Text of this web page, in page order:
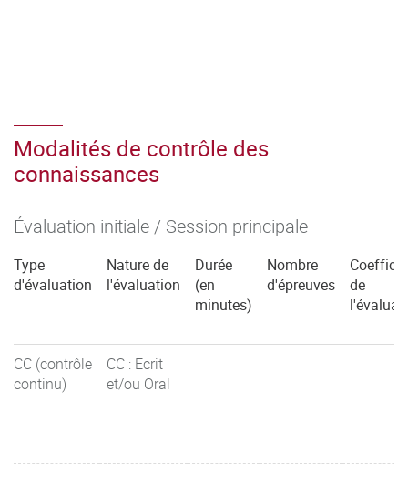
Modalités de contrôle des
connaissances
Évaluation initiale / Session principale
Type
d'évaluation
Nature de
l'évaluation
Durée
(en
minutes)
Nombre
d'épreuves
de
CC (contrôle
continu)
CC : Ecrit
et/ou Oral